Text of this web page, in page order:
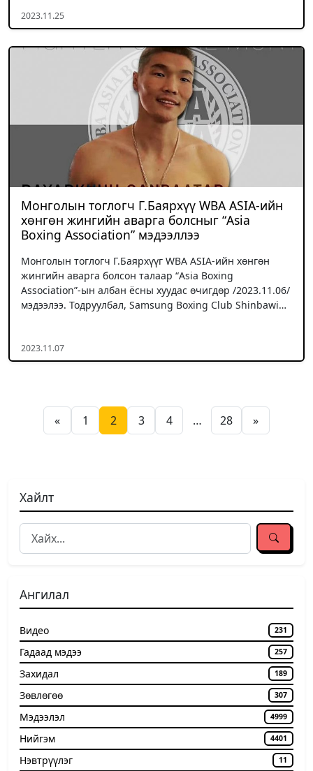
2023.11.25
Монголын тоглогч Г.Баярхүү WBA ASIA-ийн
хөнгөн жингийн аварга болсныг “Asia
Boxing Association” мэдээллээ
Монголын тоглогч Г.Баярхүүг WBA ASIA-ийн хөнгөн
жингийн аварга болсон талаар “Asia Boxing
Association”-ын албан ёсны хуудас өчигдөр /2023.11.06/
мэдээлээ. Тодруулбал, Samsung Boxing Club Shinbawi…
2023.11.07
« 1 2 3 4 … 28 »
Хайлт
Ангилал
Видео 231
Гадаад мэдээ 257
Захидал 189
Зөвлөгөө 307
Мэдээлэл 4999
Нийгэм 4401
Нэвтрүүлэг 11